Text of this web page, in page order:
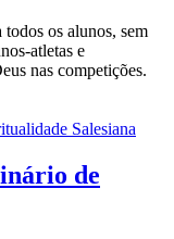
os alunos, sem
atletas e
nas competições.
de